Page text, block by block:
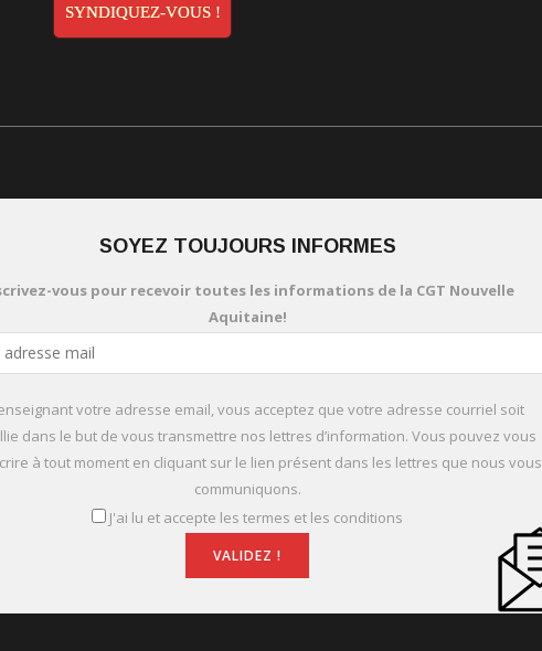
SYNDIQUEZ-VOUS !
SOYEZ TOUJOURS INFORMES
vous pour recevoir toutes les informations de la CGT Nouvelle
Aquitaine!
votre adresse email, vous acceptez que votre adresse courriel soit
dans le but de vous transmettre nos lettres d’information. Vous pouvez vous
à tout moment en cliquant sur le lien présent dans les lettres que nous vous
communiquons.
J'ai lu et accepte les termes et les conditions